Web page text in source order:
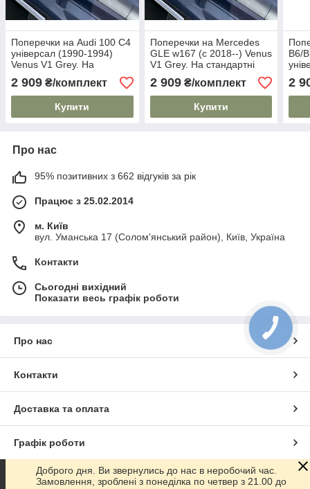
Поперечки на Audi 100 C4
універсал (1990-1994)
Venus V1 Grey. На
стандартні рейлінги. Без
замка. Сірі
2 909 ₴/комплект
Купити
Поперечки на Mercedes
GLE w167 (c 2018--) Venus
V1 Grey. На стандартні
рейлінги. Без замка. Сірі
2 909₴/комплект
Купити
B6/
Без
2
Про нас
95% позитивних з 662 відгуків за рік
Працює з 25.02.2014
м. Київ
вул. Уманська 17 (Солом'янський район), Київ, Україна
Контакти
Сьогодні вихідний
Показати весь графік роботи
Про нас
Контакти
Доставка та оплата
Графік роботи
Повна версія сайту
Доброго дня. Ви звернулись до нас в неробочий час.
Замовлення, зроблені з понеділка по четвер з 21.00 до